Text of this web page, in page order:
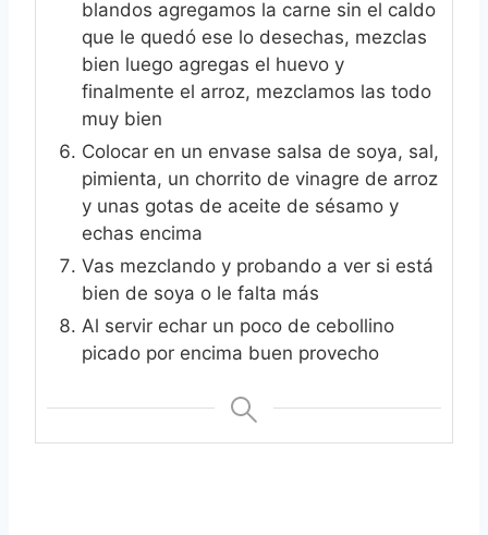
blandos agregamos la carne sin el caldo
que le quedó ese lo desechas, mezclas
bien luego agregas el huevo y
finalmente el arroz, mezclamos las todo
muy bien
Colocar en un envase salsa de soya, sal,
pimienta, un chorrito de vinagre de arroz
y unas gotas de aceite de sésamo y
echas encima
Vas mezclando y probando a ver si está
bien de soya o le falta más
Al servir echar un poco de cebollino
picado por encima buen provecho